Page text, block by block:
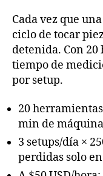
Cada vez que
ciclo de tocar
detenida. Con
tiempo de
por setup.
20
min de
3 setups/día ×
perdidas solo